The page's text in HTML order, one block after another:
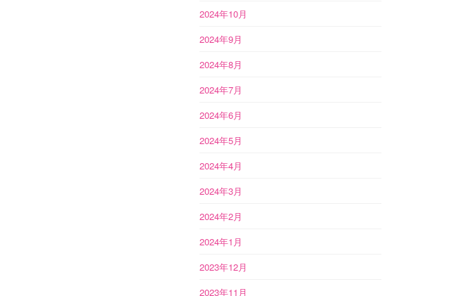
2024年10月
2024年9月
2024年8月
2024年7月
2024年6月
2024年5月
2024年4月
2024年3月
2024年2月
2024年1月
2023年12月
2023年11月